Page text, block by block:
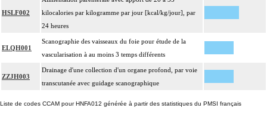
HSLF002
kilocalories par kilogramme par jour [kcal/kg/jour], par
24 heures
ELQH001
Scanographie des vaisseaux du foie pour étude de la
vascularisation à au moins 3 temps différents
ZZJH003
Drainage d'une collection d'un organe profond, par voie
transcutanée avec guidage scanographique
Liste de codes CCAM pour HNFA012 générée à partir des statistiques du PMSI français